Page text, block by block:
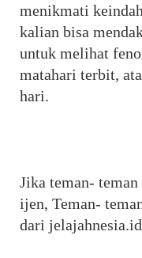
menikmati
kalian bisa
untuk melihat
matahari terbit,
hari.
Jika teman-
ijen, Teman-
dari